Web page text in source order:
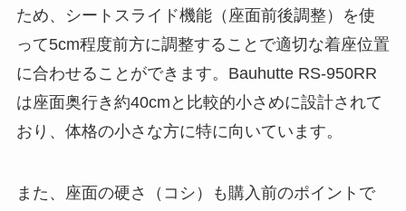
ため、シートスライド機能（座面前後調整）を使
って5cm程度前方に調整することで適切な着座位置
に合わせることができます。Bauhutte RS-950RR
は座面奥行き約40cmと比較的小さめに設計されて
おり、体格の小さな方に特に向いています。
また、座面の硬さ（コシ）も購入前のポイントで